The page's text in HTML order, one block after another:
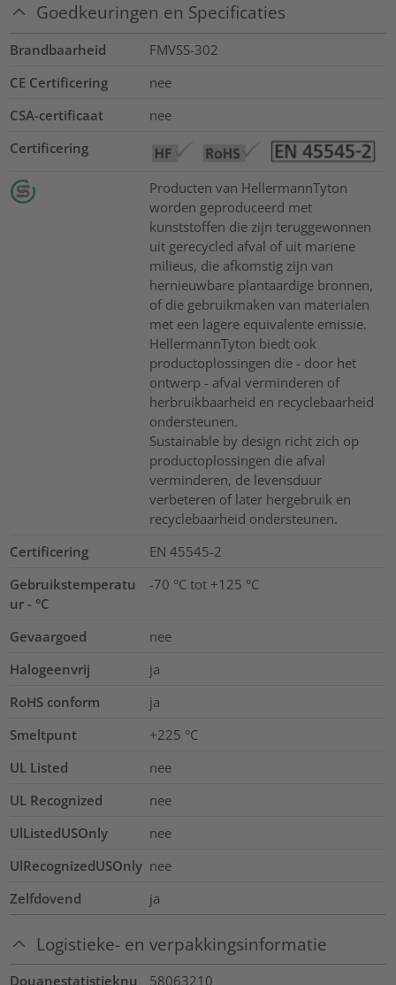
Goedkeuringen en Specificaties
Brandbaarheid
FMVSS-302
CE Certificering
nee
CSA-certificaat
nee
Certificering
Producten van HellermannTyton
worden geproduceerd met
kunststoffen die zijn teruggewonnen
uit gerecycled afval of uit mariene
milieus, die afkomstig zijn van
hernieuwbare plantaardige bronnen,
of die gebruikmaken van materialen
met een lagere equivalente emissie.
HellermannTyton biedt ook
productoplossingen die - door het
ontwerp - afval verminderen of
herbruikbaarheid en recyclebaarheid
ondersteunen.
Sustainable by design richt zich op
productoplossingen die afval
verminderen, de levensduur
verbeteren of later hergebruik en
recyclebaarheid ondersteunen.
Certificering
EN 45545-2
Gebruikstemperatu
ur - °C
-70 °C tot +125 °C
Gevaargoed
nee
Halogeenvrij
ja
RoHS conform
ja
Smeltpunt
+225 °C
UL Listed
nee
UL Recognized
nee
UlListedUSOnly
nee
UlRecognizedUSOnly nee
Zelfdovend
ja
Logistieke- en verpakkingsinformatie
Douanestatistieknu 58063210